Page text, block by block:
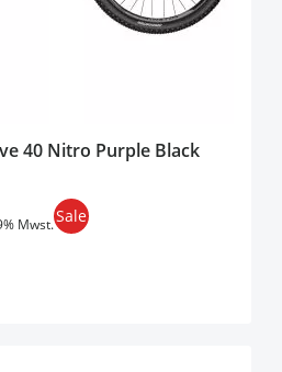
40 Nitro Purple Black
Mwst.Sale